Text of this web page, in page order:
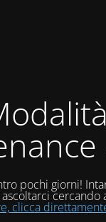
pochi giorni!
cercando
clicca